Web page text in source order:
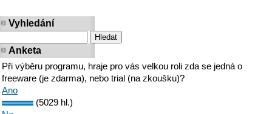
Vyhledání
Anketa
Při výběru programu, hraje pro vás velkou roli zda se jedná o
freeware (je zdarma), nebo trial (na zkoušku)?
Ano
(5029 hl.)